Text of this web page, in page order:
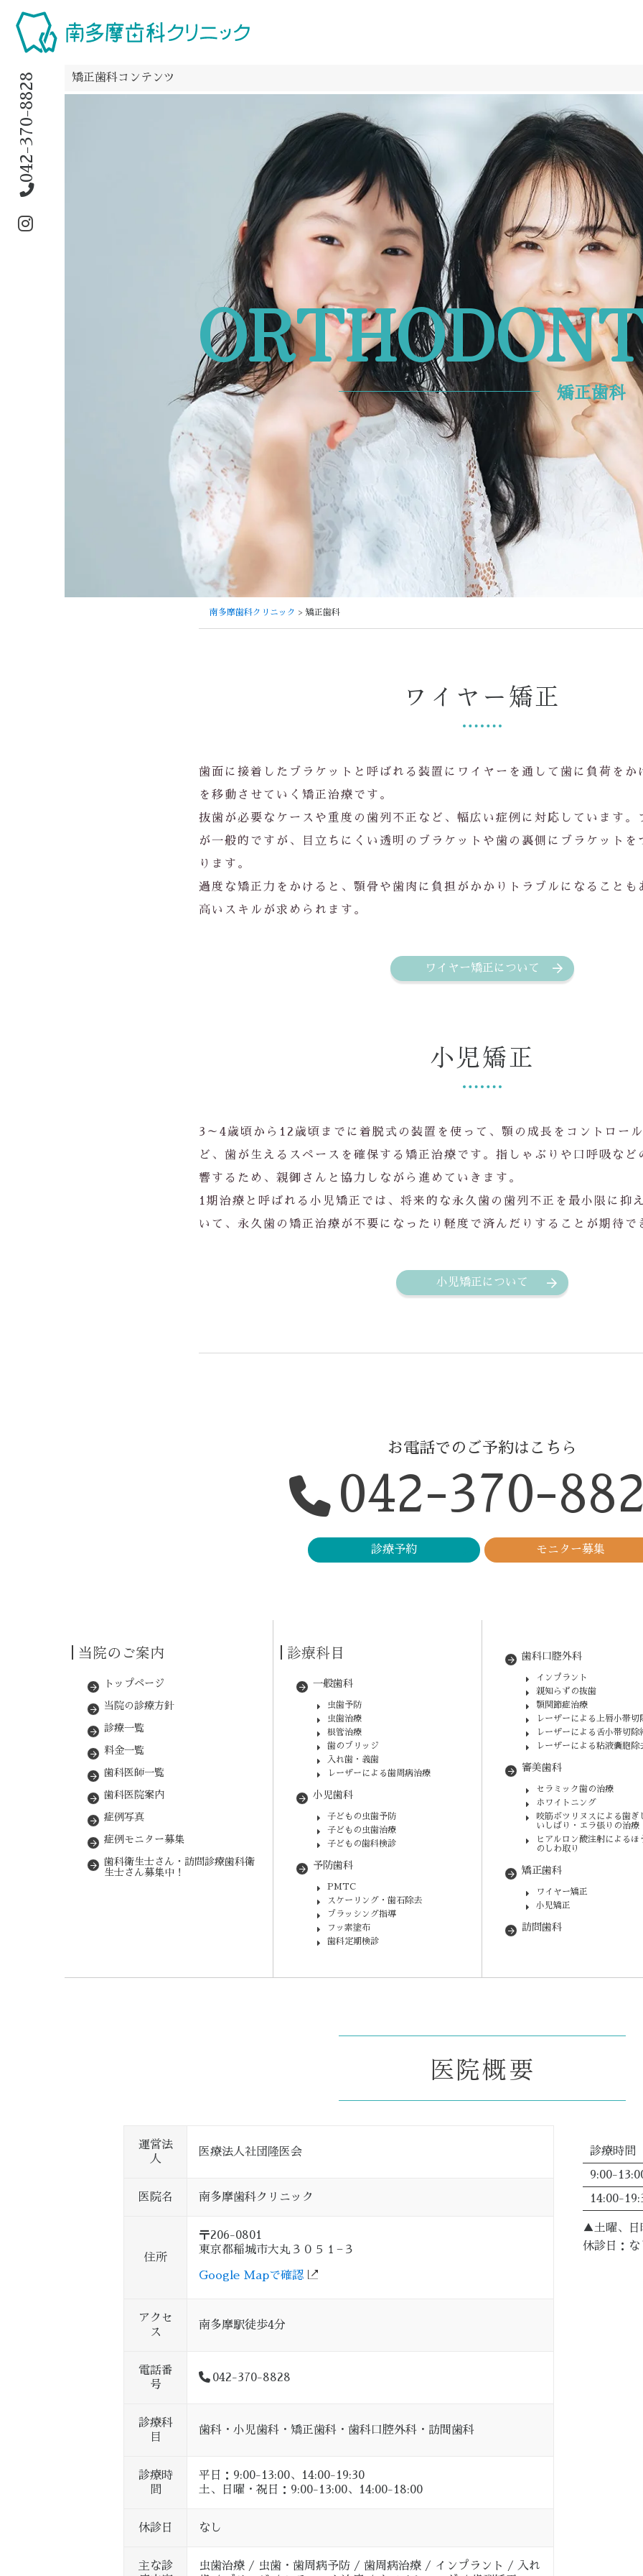
042-370-8828 矯正歯科コンテンツ
矯正歯科
南多摩歯科クリニック > 矯正歯科
ワイヤー矯正
歯面に接着したブラケットと呼ばれる装置にワイヤーを通して歯に負荷をか
を移動させていく矯正治療です。
抜歯が必要なケースや重度の歯列不正など、幅広い症例に対応しています。
が一般的ですが、目立ちにくい透明のブラケットや歯の裏側にブラケットを
ります。
過度な矯正力をかけると、顎骨や歯肉に負担がかかりトラブルになることも
高いスキルが求められます。
ワイヤー矯正について
小児矯正
3～4歳頃から12歳頃までに着脱式の装置を使って、顎の成長をコントロー
ど、歯が生えるスペースを確保する矯正治療です。指しゃぶりや口呼吸など
響するため、親御さんと協力しながら進めていきます。
1期治療と呼ばれる小児矯正では、将来的な永久歯の歯列不正を最小限に抑
いて、永久歯の矯正治療が不要になったり軽度で済んだりすることが期待で
小児矯正について
お電話でのご予約はこちら
042-370-
診療予約 モニター募集
当院のご案内
トップページ
当院の診療方針
診療一覧
料金一覧
歯科医師一覧
歯科医院案内
症例写真
症例モニター募集
歯科衛生士さん・訪問診療歯科衛
生士さん募集中！
診療科目
一般歯科
虫歯予防
虫歯治療
根管治療
歯のブリッジ
入れ歯・義歯
レーザーによる歯周病治療
小児歯科
子どもの虫歯予防
子どもの虫歯治療
子どもの歯科検診
予防歯科
PMTC
スケーリング・歯石除去
ブラッシング指導
フッ素塗布
歯科定期検診
歯科口腔外科
インプラント
親知らずの抜歯
顎関節症治療
レーザーによる上唇小帯切
レーザーによる舌小帯切除
レーザーによる粘液嚢胞除
審美歯科
セラミック歯の治療
ホワイトニング
咬筋ボツリヌスによる歯ぎ
いしばり・エラ張りの治療
ヒアルロン酸注射によるほ
のしわ取り
矯正歯科
ワイヤー矯正
小児矯正
訪問歯科
医院概要
運営法
人
医療法人社団隆医会
医院名 南多摩歯科クリニック
住所
〒206-0801
東京都稲城市大丸３０５１−３
Google Mapで確認
アクセ
ス
南多摩駅徒歩4分
電話番
号
042-370-8828
診療科
目
歯科・小児歯科・矯正歯科・歯科口腔外科・訪問歯科
診療時
間
平日：9:00-13:00、14:00-19:30
土、日曜・祝日：9:00-13:00、14:00-18:00
休診日 なし
主な診
虫歯治療 / 虫歯・歯周病予防 / 歯周病治療 / インプラント / 入れ
診療時間
9:00-
14:00-
▲土曜、日
休診日：な